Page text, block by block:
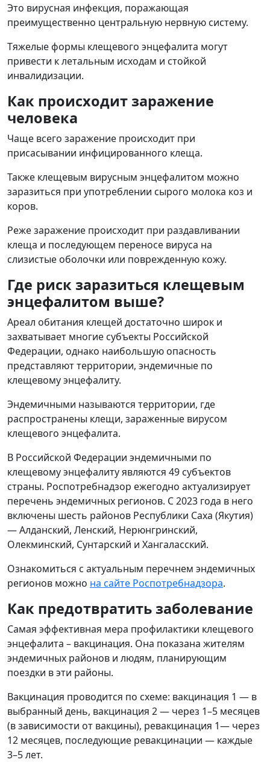
Это вирусная инфекция, поражающая
преимущественно центральную нервную систему.
Тяжелые формы клещевого энцефалита могут
привести к летальным исходам и стойкой
инвалидизации.
Как происходит заражение
человека
Чаще всего заражение происходит при
присасывании инфицированного клеща.
Также клещевым вирусным энцефалитом можно
заразиться при употреблении сырого молока коз и
коров.
Реже заражение происходит при раздавливании
клеща и последующем переносе вируса на
слизистые оболочки или поврежденную кожу.
Где риск заразиться клещевым
энцефалитом выше?
Ареал обитания клещей достаточно широк и
захватывает многие субъекты Российской
Федерации, однако наибольшую опасность
представляют территории, эндемичные по
клещевому энцефалиту.
Эндемичными называются территории, где
распространены клещи, зараженные вирусом
клещевого энцефалита.
В Российской Федерации эндемичными по
клещевому энцефалиту являются 49 субъектов
страны. Роспотребнадзор ежегодно актуализирует
перечень эндемичных регионов. С 2023 года в него
включены шесть районов Республики Саха (Якутия)
— Алданский, Ленский, Нерюнгринский,
Олекминский, Сунтарский и Хангаласский.
Ознакомиться с актуальным перечнем эндемичных
регионов можно на сайте Роспотребнадзора.
Как предотвратить заболевание
Самая эффективная мера профилактики клещевого
энцефалита – вакцинация. Она показана жителям
эндемичных районов и людям, планирующим
поездки в эти районы.
Вакцинация проводится по схеме: вакцинация 1 — в
выбранный день, вакцинация 2 — через 1–5 месяцев
(в зависимости от вакцины), ревакцинация 1— через
12 месяцев, последующие ревакцинации — каждые
3–5 лет.